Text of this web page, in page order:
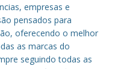
empresas e
pensados para
oferecendo o melhor
as marcas do
seguindo todas as